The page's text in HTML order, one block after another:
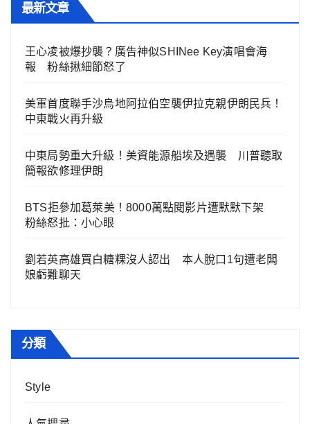
最新文章
王心凌被爆抄襲？廣告神似SHINee Key演唱會海
報 粉絲揪細節怒了
美軍首度聯手沙烏地阿拉伯空襲伊拉克親伊朗民兵！
中東戰火再升級
中東局勢重大升級！美資能源船埃及遇襲 川普聽取
簡報欲修理伊朗
BTS拒參加葛萊美！8000萬點閱影片遭默默下架
粉絲怒批：小心眼
劉若英高雄買白糖粿沒人認出 本人脫口1句遭老闆
娘虧難聊天
分類
Style